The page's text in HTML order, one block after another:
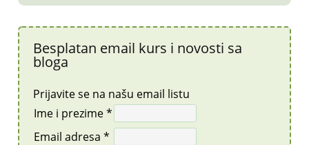
Besplatan email kurs i novosti sa
bloga
Prijavite se na našu email listu
Ime i prezime *
Email adresa *